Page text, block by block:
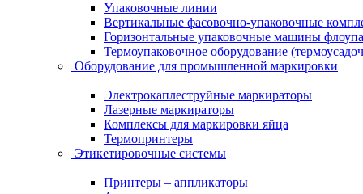
Упаковочные линии
Вертикальные фасовочно-упаковочные
Горизонтальные упаковочные машины
Термоупаковочное оборудование
Оборудование для промышленной маркировки
Электрокаплеструйные маркираторы
Лазерные маркираторы
Комплексы для маркировки яйца
Термопринтеры
Этикетировочные системы
Принтеры – аппликаторы